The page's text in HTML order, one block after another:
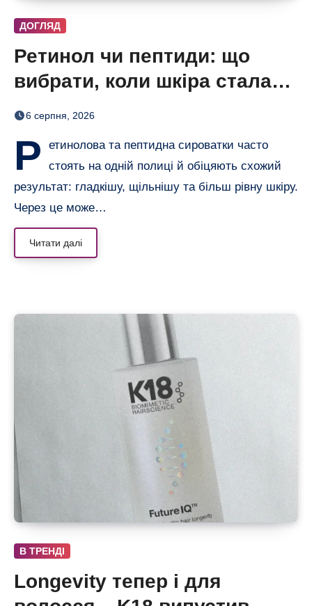
ДОГЛЯД
Ретинол чи пептиди: що
вибрати, коли шкіра стала
нерівною і чутливою
6 серпня, 2026
Р
етинолова та пептидна сироватки часто
стоять на одній полиці й обіцяють схожий
результат: гладкішу, щільнішу та більш рівну шкіру.
Через це може…
Читати далі
В ТРЕНДІ
Longevity тепер і для